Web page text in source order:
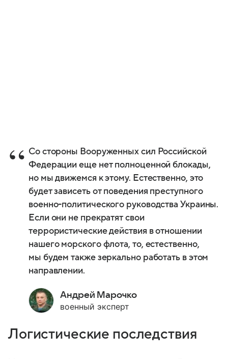
Со стороны Вооруженных сил Российской
Федерации еще нет полноценной блокады,
но мы движемся к этому. Естественно, это
будет зависеть от поведения преступного
военно-политического руководства Украины.
Если они не прекратят свои
террористические действия в отношении
нашего морского флота, то, естественно,
мы будем также зеркально работать в этом
направлении.
Андрей Марочко
военный эксперт
Логистические последствия